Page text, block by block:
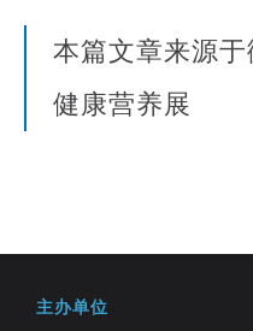
本篇文章来源
健康营养展
主办单位